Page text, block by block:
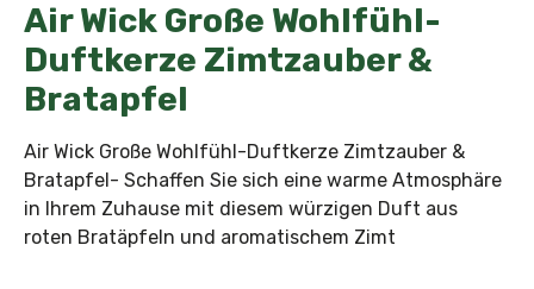
Air Wick Große Wohlfühl-
Duftkerze Zimtzauber &
Bratapfel
Air Wick Große Wohlfühl-Duftkerze Zimtzauber &
Bratapfel- Schaffen Sie sich eine warme Atmosphäre
in Ihrem Zuhause mit diesem würzigen Duft aus
roten Bratäpfeln und aromatischem Zimt